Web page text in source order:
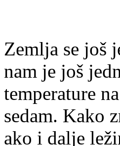
Zemlja se još
nam je još
temperature
sedam. Kako
ako i dalje